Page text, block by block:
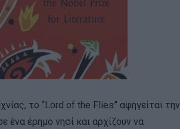
το “Lord of the Flies” αφηγείται την
ένα έρημο νησί και αρχίζουν να